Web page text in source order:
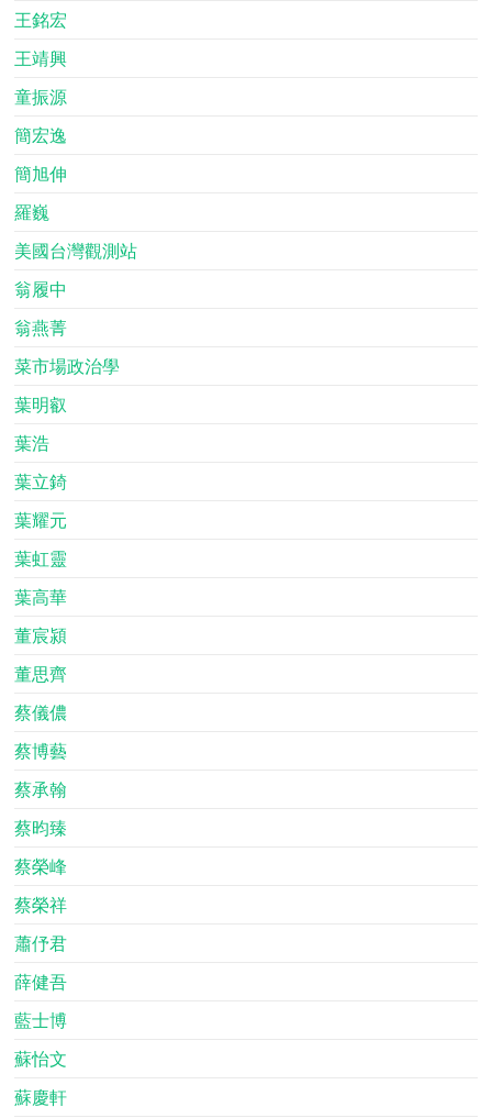
王銘宏
王靖興
童振源
簡宏逸
簡旭伸
羅巍
美國台灣觀測站
翁履中
翁燕菁
菜市場政治學
葉明叡
葉浩
葉立錡
葉耀元
葉虹靈
葉高華
董宸潁
董思齊
蔡儀儂
蔡博藝
蔡承翰
蔡昀臻
蔡榮峰
蔡榮祥
蕭伃君
薛健吾
藍士博
蘇怡文
蘇慶軒